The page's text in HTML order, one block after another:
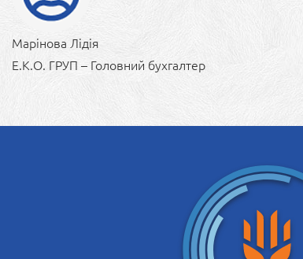
Марінова Лідія
Е.К.О. ГРУП – Головний бухгалтер